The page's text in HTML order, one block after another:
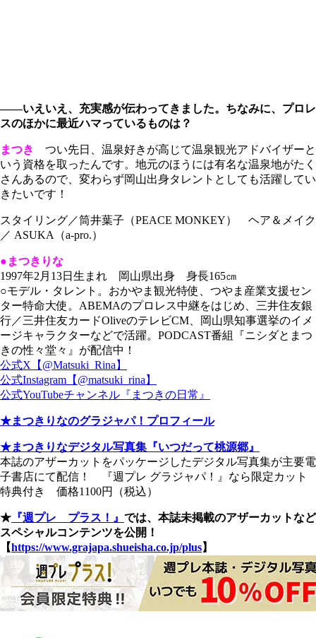
――いえいえ、充実感が伝わってきました。ちなみに、プロレ
スのほかに最近ハマっているものは？
まつき
つい先日、温泉好きが高じて温泉観光アドバイザーと
いう資格を取ったんです。地元のほうには有名な温泉地がたく
さんあるので、変わらず岡山出身タレントとしても活躍してい
きたいです！
スタイリング／筒井葉子（PEACE MONKEY） ヘア＆メイク
／ ASUKA（a-pro.）
●まつきりな
1997年2月13日生まれ 岡山県出身 身長165㎝
○モデル・タレント。おかやま観光特使、つやま産業支援セン
ター特命大使。ABEMAのプロレス中継をはじめ、三井住友銀
行／三井住友カードOliveのテレビCM、岡山県知事選挙のイメ
ージキャラクターなどで活躍。PODCAST番組『ニシダとまつ
きの性々堂々』が配信中！
公式X【@Matsuki_Rina】
公式Instagram【@matsuki_rina】
公式YouTubeチャンネル『まつきの日常』
★まつきりなのグラジャパ！プロフィール
★まつきりなデジタル写真集『いつだって桃源郷』
本誌のアザーカットをパッケージしたデジタル写真集が主要電
子書店にて配信！ 『週プレ グラジャパ！』なら限定カット
特典付き 価格1100円（税込）
★ 『週プレ プラス！』 では、本誌未掲載のアザーカットなど
スペシャルコンテンツを公開！
【https://www.grajapa.shueisha.co.jp/plus】